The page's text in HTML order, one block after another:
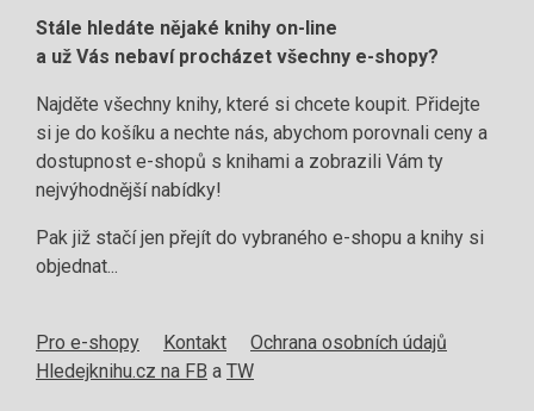
Stále hledáte nějaké knihy on-line
a už Vás nebaví procházet všechny e-shopy?
Najděte všechny knihy, které si chcete koupit. Přidejte
si je do košíku a nechte nás, abychom porovnali ceny a
dostupnost e-shopů s knihami a zobrazili Vám ty
nejvýhodnější nabídky!
Pak již stačí jen přejít do vybraného e-shopu a knihy si
objednat...
Pro e-shopy Kontakt
Ochrana osobních údajů
Hledejknihu.cz na FB a TW